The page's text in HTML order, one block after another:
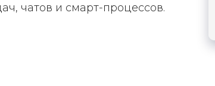
чатов и смарт-процессов.